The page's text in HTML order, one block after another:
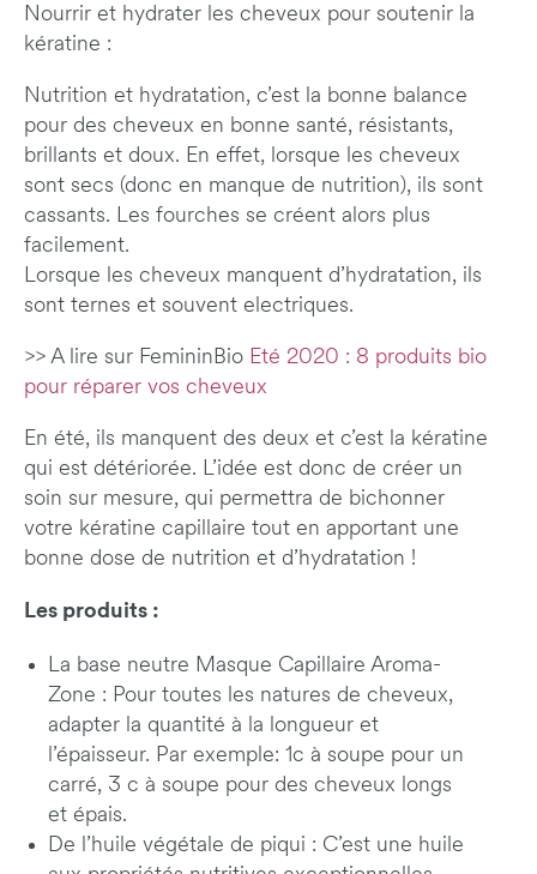
Nourrir et hydrater les cheveux pour soutenir la
kératine :
Nutrition et hydratation, c’est la bonne balance
pour des cheveux en bonne santé, résistants,
brillants et doux. En effet, lorsque les cheveux
sont secs (donc en manque de nutrition), ils sont
cassants. Les fourches se créent alors plus
facilement.
Lorsque les cheveux manquent d’hydratation, ils
sont ternes et souvent electriques.
>> A lire sur FemininBio Eté 2020 : 8 produits bio
pour réparer vos cheveux
En été, ils manquent des deux et c’est la kératine
qui est détériorée. L’idée est donc de créer un
soin sur mesure, qui permettra de bichonner
votre kératine capillaire tout en apportant une
bonne dose de nutrition et d’hydratation !
Les produits :
La base neutre Masque Capillaire Aroma-
Zone : Pour toutes les natures de cheveux,
adapter la quantité à la longueur et
l’épaisseur. Par exemple: 1c à soupe pour un
carré, 3 c à soupe pour des cheveux longs
et épais.
De l’huile végétale de piqui : C’est une huile